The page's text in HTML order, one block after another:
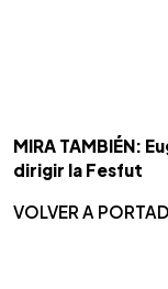
MIRA TAMBIÉN:
dirigir la Fesfut
VOLVER A